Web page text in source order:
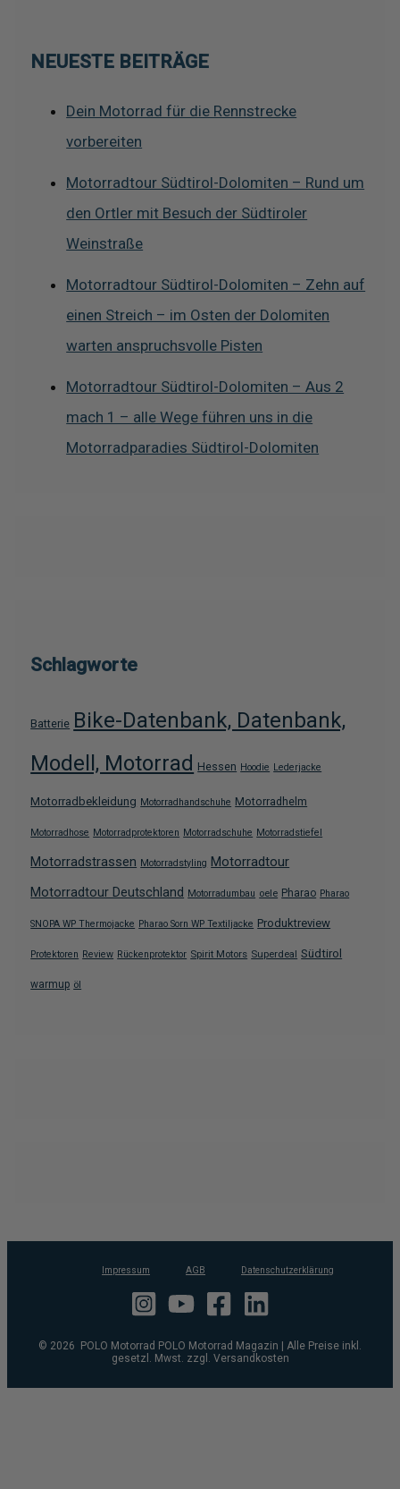
NEUESTE BEITRÄGE
Dein Motorrad für die Rennstrecke
vorbereiten
Motorradtour Südtirol-Dolomiten – Rund um
den Ortler mit Besuch der Südtiroler
Weinstraße
Motorradtour Südtirol-Dolomiten – Zehn auf
einen Streich – im Osten der Dolomiten
warten anspruchsvolle Pisten
Motorradtour Südtirol-Dolomiten – Aus 2
mach 1 – alle Wege führen uns in die
Motorradparadies Südtirol-Dolomiten
Schlagworte
Batterie Bike-Datenbank, Datenbank,
Modell, Motorrad Hessen Hoodie Lederjacke
Motorradbekleidung Motorradhandschuhe Motorradhelm
Motorradhose Motorradprotektoren Motorradschuhe Motorradstiefel
Motorradstrassen Motorradstyling Motorradtour
Motorradtour Deutschland Motorradumbau oele Pharao Pharao
SNOPA WP Thermojacke Pharao Sorn WP Textiljacke Produktreview
Protektoren Review Rückenprotektor Spirit Motors Superdeal Südtirol
warmup öl
Impressum AGB Datenschutzerklärung
© 2026 POLO Motorrad POLO Motorrad Magazin | Alle Preise inkl.
gesetzl. Mwst. zzgl. Versandkosten